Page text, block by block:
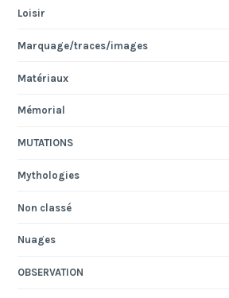
Loisir
Marquage/traces/images
Matériaux
Mémorial
MUTATIONS
Mythologies
Non classé
Nuages
OBSERVATION